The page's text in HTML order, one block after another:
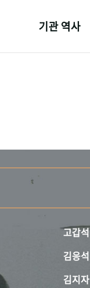
기관 역사
고갑석
김응석
김지자